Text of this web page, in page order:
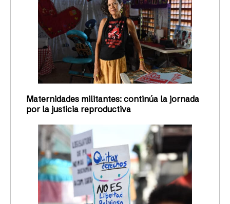
Maternidades militantes: continúa la jornada
por la justicia reproductiva